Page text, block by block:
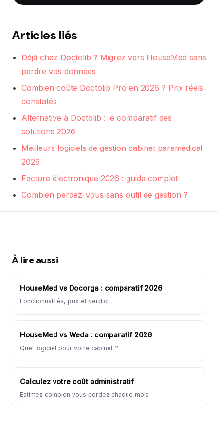
Articles liés
Déjà chez Doctolib ? Migrez vers HouseMed sans
perdre vos données
Combien coûte Doctolib Pro en 2026 ? Prix réels
constatés
Alternative à Doctolib : le comparatif des
solutions 2026
Meilleurs logiciels de gestion cabinet paramédical
2026
Facture électronique 2026 : guide complet
Combien perdez-vous sans outil de gestion ?
À lire aussi
HouseMed vs Docorga : comparatif 2026
Fonctionnalités, prix et verdict
HouseMed vs Weda : comparatif 2026
Quel logiciel pour votre cabinet ?
Calculez votre coût administratif
Estimez combien vous perdez chaque mois